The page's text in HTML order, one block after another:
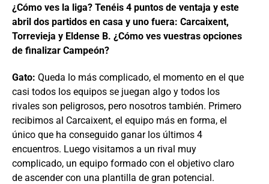
¿Cómo ves la liga? Tenéis 4 puntos de ventaja y este
abril dos partidos en casa y uno fuera: Carcaixent,
Torrevieja y Eldense B. ¿Cómo ves vuestras opciones
de finalizar Campeón?
Gato: Queda lo más complicado, el momento en el que
casi todos los equipos se juegan algo y todos los
rivales son peligrosos, pero nosotros también. Primero
recibimos al Carcaixent, el equipo más en forma, el
único que ha conseguido ganar los últimos 4
encuentros. Luego visitamos a un rival muy
complicado, un equipo formado con el objetivo claro
de ascender con una plantilla de gran potencial.